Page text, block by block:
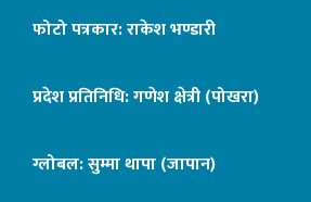
फोटो पत्रकार: राकेश भण्डारी
प्रदेश प्रतिनिधि: गणेश क्षेत्री (पोखरा)
ग्लोबल: सुम्मा थापा (जापान)